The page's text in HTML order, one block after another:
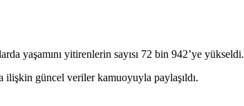
yaşamını yitirenlerin sayısı 72 bin 942’ye yükseldi.
ilişkin güncel veriler kamuoyuyla paylaşıldı.